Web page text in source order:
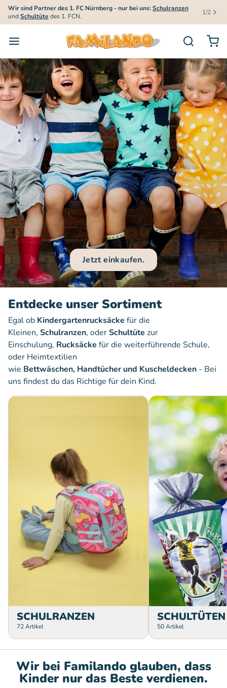
Wir sind Partner des 1. FC Nürnberg - nur bei uns:Schulranzen
und Schultüte des 1. FCN. 1/2
Jetzt einkaufen.
Entdecke unser Sortiment
Egal ob Kindergartenrucksäcke für die
Kleinen, Schulranzen, oderSchultüte zur
Einschulung, Rucksäcke für die weiterführende Schule,
oder Heimtextilien
wie Bettwäschen, Handtücher und Kuscheldecken - Bei
uns findest du das Richtige für dein Kind.
SCHULRANZEN
72 Artikel
SCHULTÜTEN
50 Artikel
Wir bei Familando glauben, dass
Kinder nur das Beste verdienen.